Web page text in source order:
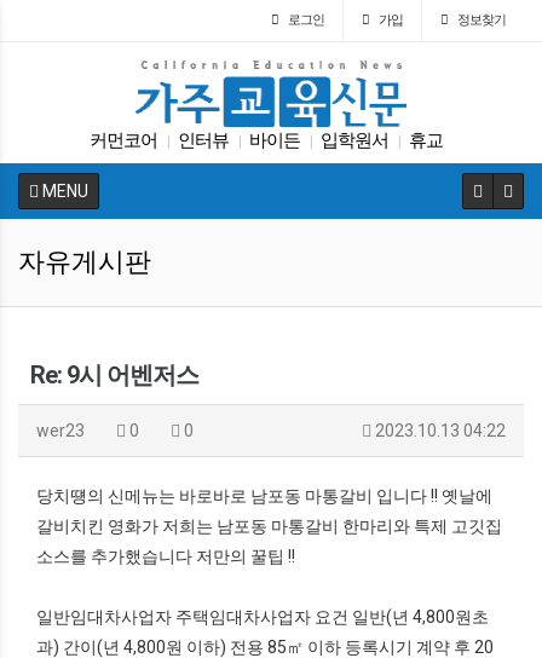
로그인 가입 정보찾기
커먼코어 인터뷰 바이든 입학원서 휴교
캘리포니아 교육부 ACT SAT 트럼프
MENU
자유게시판
Re: 9시 어벤저스
wer23 0 0 2023.10.13 04:22
당치떙의 신메뉴는 바로바로 남포동 마통갈비 입니다 !! 옛날에
갈비치킨 영화가 저희는 남포동 마통갈비 한마리와 특제 고깃집
소스를 추가했습니다 저만의 꿀팁 !!
일반임대차사업자 주택임대차사업자 요건 일반(년 4,800원초
과) 간이(년 4,800원 이하) 전용 85㎡ 이하 등록시기 계약 후 20